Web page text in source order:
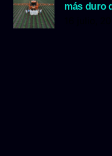
más duro